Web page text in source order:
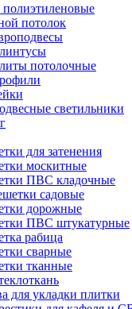
потолок
потолочные
светильники
для затенения
москитные
ПВС кладочные
садовые
дорожные
ПВС штукатурные
рабица
сварные
тканные
для укладки плитки